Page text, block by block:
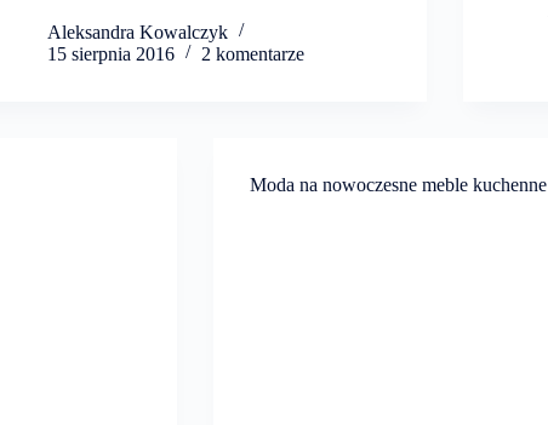
Aleksandra Kowalczyk
15 sierpnia 2016
2 komentarze
Moda na nowoczesne meble kuchenne